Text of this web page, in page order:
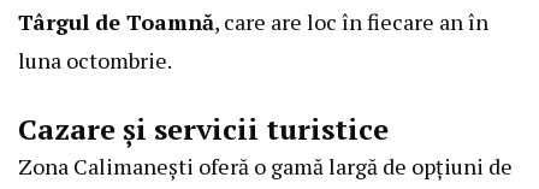
Târgul de Toamnă, care are loc în fiecare an în
luna octombrie.
Cazare și servicii turistice
Zona Calimanești oferă o gamă largă de opțiuni de